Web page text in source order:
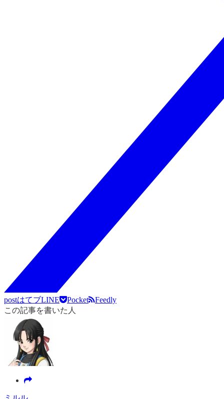
postはてブLINE Pocket
Feedly
この記事を書いた人